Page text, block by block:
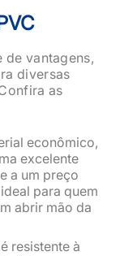
vantagens,
diversas
as
econômico,
excelente
a um preço
para quem
abrir mão da
resistente à